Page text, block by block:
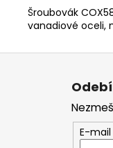
Šroubovák
vanadiové oceli,
Z
E-mail